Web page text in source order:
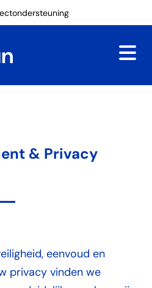
& Privacy
eenvoud en
privacy vinden we